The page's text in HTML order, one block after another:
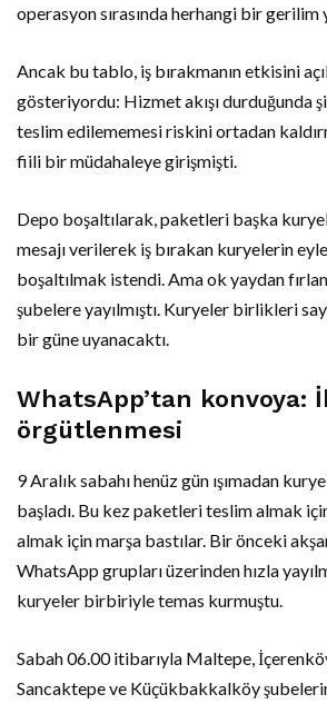
operasyon sırasında herhangi bir gerilim
Ancak bu tablo, iş bırakmanın etkisini
gösteriyordu: Hizmet akışı durduğunda
teslim edilememesi riskini ortadan
fiili bir müdahaleye girişmişti.
Depo boşaltılarak, paketleri başka
mesajı verilerek iş bırakan kuryelerin
boşaltılmak istendi. Ama ok yaydan
şubelere yayılmıştı. Kuryeler birlikleri
bir güne uyanacaktı.
WhatsApp’tan konvoya:
örgütlenmesi
9 Aralık sabahı henüz gün ışımadan
başladı. Bu kez paketleri teslim almak
almak için marşa bastılar. Bir önceki
WhatsApp grupları üzerinden hızla
kuryeler birbiriyle temas kurmuştu.
Sabah 06.00 itibarıyla Maltepe,
Sancaktepe ve Küçükbakkalköy